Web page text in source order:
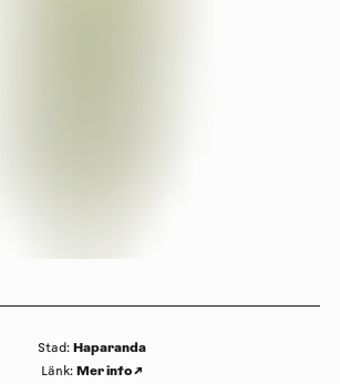
Stad: Haparanda
Länk: Mer info↗